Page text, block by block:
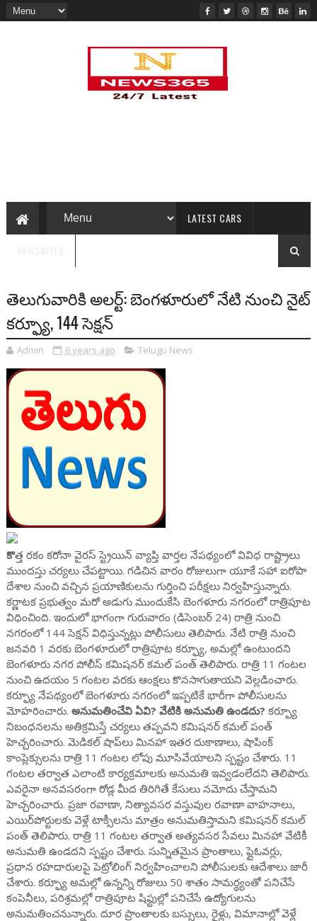
LATEST CARS
తెలుగువారికి అలర్ట్: బెంగళూరులో నేటి నుంచి నైట్
కర్ఫ్యూ, 144 సెక్షన్
Admin 6 years ago Telugu News
కొత్త రకం కరోనా వైరస్‌ స్ట్రెయిన్ వ్యాప్తి వార్తల నేపథ్యంలో వివిధ రాష్ట్రాలు
ముందస్తు చర్యలు చేపట్టాయి. గడిచిన వారం రోజులుగా యూకే సహా ఐరోపా
దేశాల నుంచి వచ్చిన ప్రయాణికులను గుర్తించి పరీక్షలు నిర్వహిస్తున్నారు.
కర్ణాటక ప్రభుత్వం మరో అడుగు ముందుకేసి బెంగళూరు నగరంలో రాత్రిపూట
విధించింది. ఇందులో భాగంగా గురువారం (డిసెంబర్ 24) రాత్రి నుంచి
నగరంలో 144 సెక్షన్‌ విధిస్తున్నట్లు పోలీసులు తెలిపారు. నేటి రాత్రి నుంచి
జనవరి 1 వరకు బెంగళూరులో రాత్రిపూట కర్ఫ్యూ, అమల్లో ఉంటుందని
బెంగళూరు నగర పోలీస్ కమిషనర్ కమల్ పంత్ తెలిపారు. రాత్రి 11 గంటల
నుంచి ఉదయం 5 గంటల వరకు ఆంక్షలు కొనసాగుతాయని వెల్లడించారు.
కర్ఫ్యూ నేపథ్యంలో బెంగళూరు నగరంలో ఇప్పటికే భారీగా పోలీసులను
మోహరించారు. అనుమతించేవి ఏవి? వేటికి అనుమతి ఉండదు? కర్ఫ్యూ
నిబంధనలను అతిక్రమిస్తే చర్యలు తప్పవని కమిషనర్ కమల్ పంత్
హెచ్చరించారు. మెడికల్‌ షాప్‌లు మినహా ఇతర దుకాణాలు, షాపింక్
కాంప్లెక్సులను రాత్రి 11 గంటల లోపు మూసివేయాలని స్పష్టం చేశారు. 11
గంటల తర్వాత ఎలాంటి కార్యక్రమాలకు అనుమతి ఇవ్వడంలేదని తెలిపారు.
ఎవరైనా అనవసరంగా రోడ్ల మీద తిరిగితే కేసులు నమోదు చేస్తామని
హెచ్చరించారు. ప్రజా రవాణా, నిత్యావసర వస్తువుల రవాణా వాహనాలు,
ఎయిర్‌పోర్టులకు వెళ్లే టాక్సీలను మాత్రం అనుమతిస్తామని కమిషనర్ కమల్
పంత్ తెలిపారు. రాత్రి 11 గంటల తర్వాత అత్యవసర సేవలు మినహా వేటికీ
అనుమతి ఉండదని స్పష్టం చేశారు. సున్నితమైన ప్రాంతాలు, ఫ్లైఓవర్లు,
ప్రధాన రహదారులపై పెట్రోలింగ్‌ నిర్వహించాలని పోలీసులకు ఆదేశాలు జారీ
చేశారు. కర్ఫ్యూ అమల్లో ఉన్నన్ని రోజులు 50 శాతం సామర్థ్యంతో పనిచేసే
కంపెనీలు, పరిశ్రమల్లో రాత్రిపూట షిఫ్టుల్లో పనిచేసే ఉద్యోగులను
అనుమతించనున్నారు. దూర ప్రాంతాలకు బస్సులు, రైళ్లు, విమానాల్లో వెళ్లే